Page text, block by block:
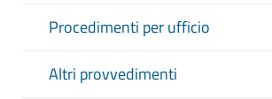
Procedimenti per ufficio
Altri provvedimenti